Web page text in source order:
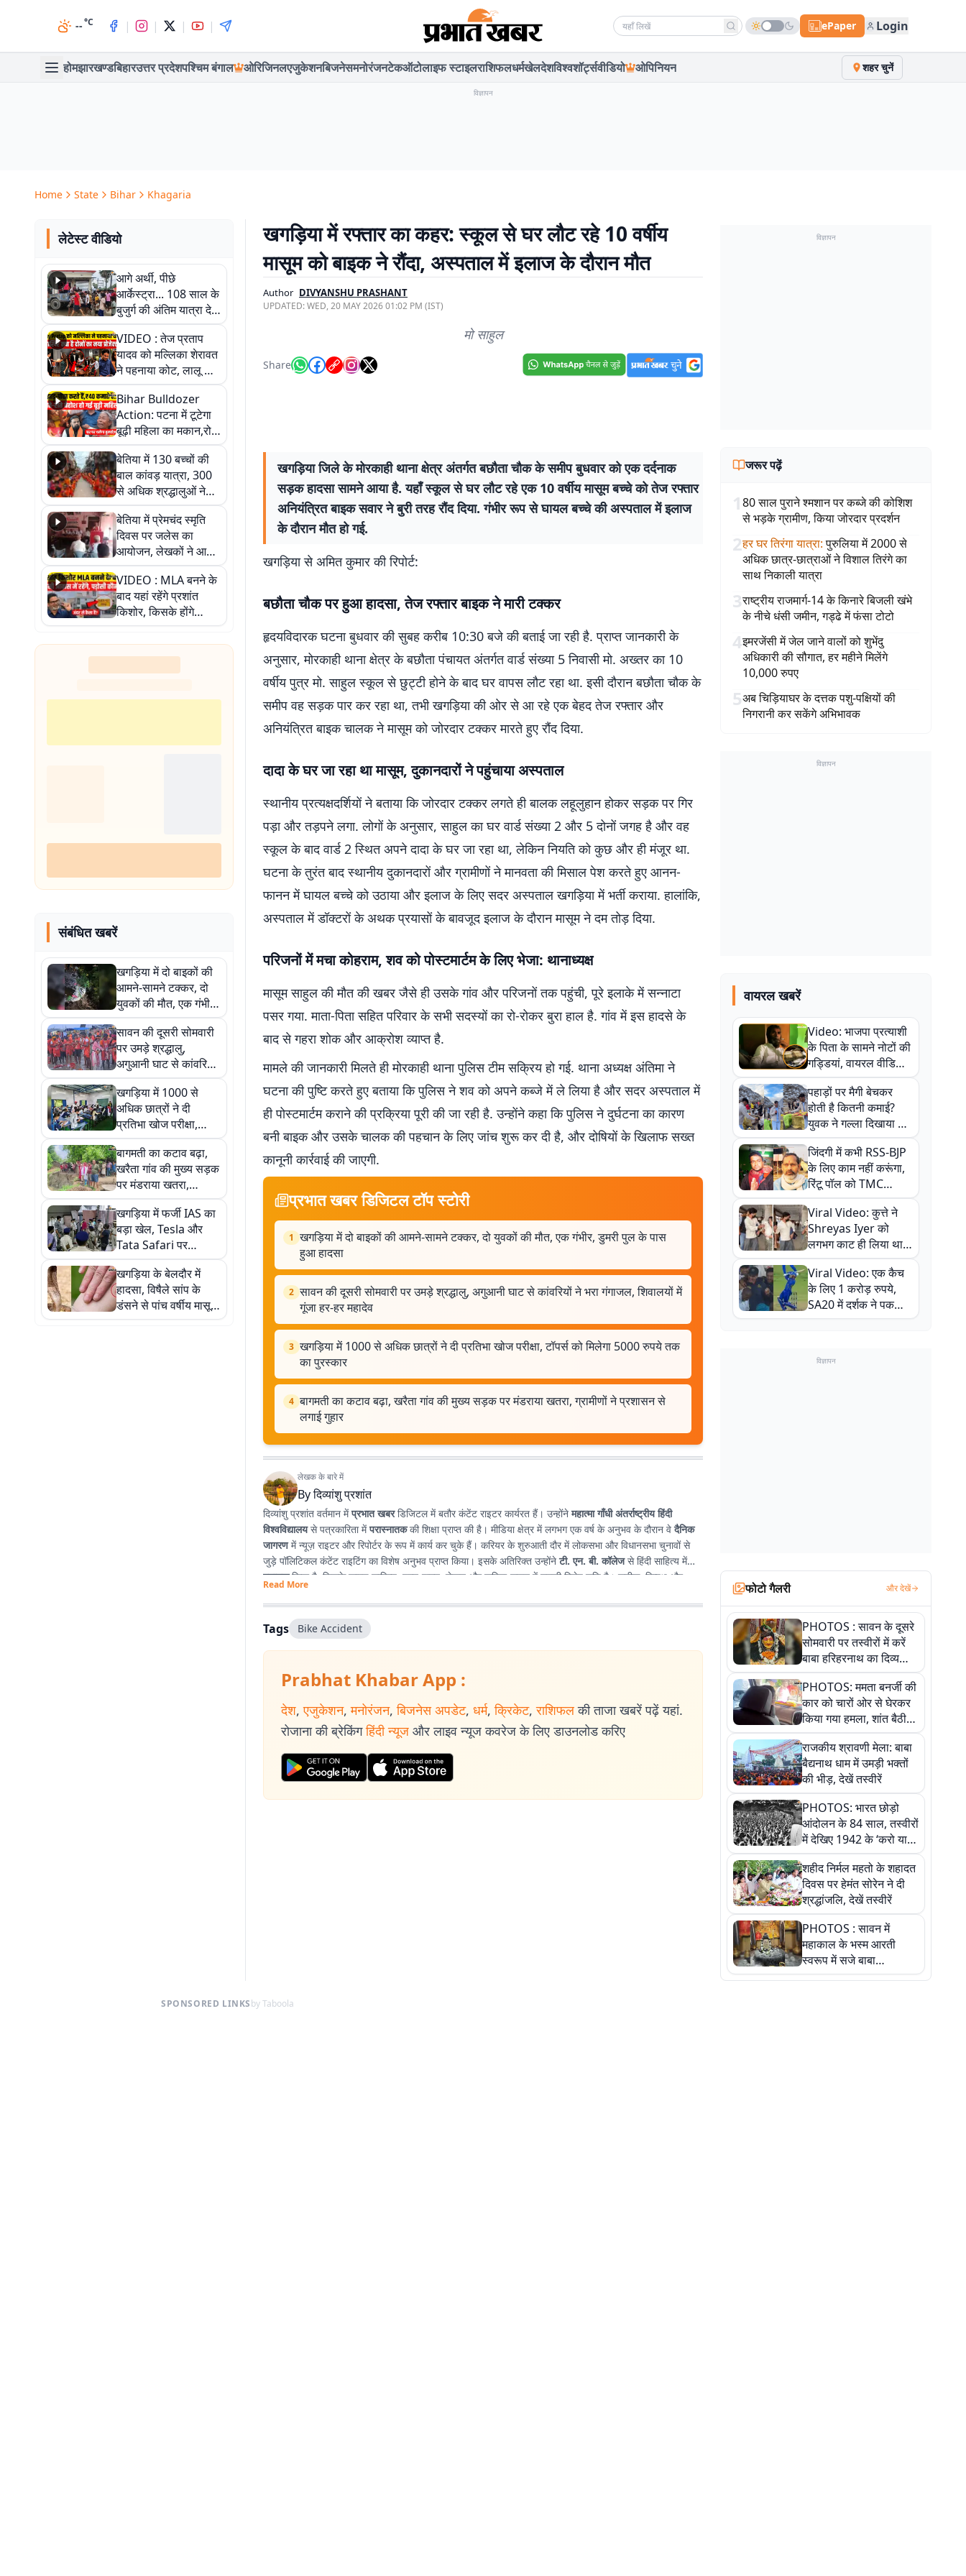
--°C | | | | Search news ePaper Login
होमझारखण्डबिहारउत्तर प्रदेशपश्चिम बंगाल ओरिजिनलएजुकेशनबिजनेसमनोरंजनटेकऑटोलाइफ स्टाइलराशिफलधर्मखेलदेशविश्वशॉर्ट्सवीडियो ओपिनियन शहर चुनें
विज्ञापन
Home State Bihar Khagaria
लेटेस्ट वीडियो
आगे अर्थी, पीछे
आर्केस्ट्रा... 108 साल के
बुजुर्ग की अंतिम यात्रा देख
हैरान हो जाएंगे आप
VIDEO : तेज प्रताप
यादव को मल्लिका शेरावत
ने पहनाया कोट, लालू के
लाल ने क्यों कहा दिल
थाम कर बैठिए, वीडियो में
जानें पूरा सच
Bihar Bulldozer
Action: पटना में टूटेगा
बूढ़ी महिला का मकान,रोते
रोते हुई बेहोश; वीडियो में
देखिए पूरा मामला
बेतिया में 130 बच्चों की
बाल कांवड़ यात्रा, 300
से अधिक श्रद्धालुओं ने
लिया हिस्सा
बेतिया में प्रेमचंद स्मृति
दिवस पर जलेस का
आयोजन, लेखकों ने आम
जनता को जागरूक करने
का लिया संकल्प
VIDEO : MLA बनने के
बाद यहां रहेंगे प्रशांत
किशोर, किसके होंगे
पड़ोसी? वीडियो में देखिए
कैसा है पीके का नया
ठिकाना
संबंधित खबरें
खगड़िया में दो बाइकों की
आमने-सामने टक्कर, दो
युवकों की मौत, एक गंभीर,
डुमरी पुल के पास हुआ
हादसा
सावन की दूसरी सोमवारी
पर उमड़े श्रद्धालु,
अगुआनी घाट से कांवरियों
ने भरा गंगाजल, शिवालयों
में गूंजा हर-हर महादेव
खगड़िया में 1000 से
अधिक छात्रों ने दी
प्रतिभा खोज परीक्षा,
टॉपर्स को मिलेगा 5000
रुपये तक का पुरस्कार
बागमती का कटाव बढ़ा,
खरैता गांव की मुख्य सड़क
पर मंडराया खतरा,
ग्रामीणों ने प्रशासन से
लगाई गुहार
खगड़िया में फर्जी IAS का
बड़ा खेल, Tesla और
Tata Safari पर
सरकारी बोर्ड लगाकर
चलता था मनीष
खगड़िया के बेलदौर में
हादसा, विषैले सांप के
डंसने से पांच वर्षीय मासूम
की मौत, गांव में पसरा
खगड़िया में रफ्तार का कहर: स्कूल से घर लौट रहे 10 वर्षीय
मासूम को बाइक ने रौंदा, अस्पताल में इलाज के दौरान मौत
Author DIVYANSHU PRASHANT
UPDATED:WED, 20 MAY 2026 01:02 PM (IST)
मो साहुल
Share
खगड़िया जिले के मोरकाही थाना क्षेत्र अंतर्गत बछौता चौक के समीप बुधवार को एक दर्दनाक
सड़क हादसा सामने आया है. यहाँ स्कूल से घर लौट रहे एक 10 वर्षीय मासूम बच्चे को तेज रफ्तार
अनियंत्रित बाइक सवार ने बुरी तरह रौंद दिया. गंभीर रूप से घायल बच्चे की अस्पताल में इलाज
के दौरान मौत हो गई.
खगड़िया से अमित कुमार की रिपोर्ट:
बछौता चौक पर हुआ हादसा, तेज रफ्तार बाइक ने मारी टक्कर
हृदयविदारक घटना बुधवार की सुबह करीब 10:30 बजे की बताई जा रही है. प्राप्त जानकारी के
अनुसार, मोरकाही थाना क्षेत्र के बछौता पंचायत अंतर्गत वार्ड संख्या 5 निवासी मो. अख्तर का 10
वर्षीय पुत्र मो. साहुल स्कूल से छुट्टी होने के बाद घर वापस लौट रहा था. इसी दौरान बछौता चौक के
समीप वह सड़क पार कर रहा था, तभी खगड़िया की ओर से आ रहे एक बेहद तेज रफ्तार और
अनियंत्रित बाइक चालक ने मासूम को जोरदार टक्कर मारते हुए रौंद दिया.
दादा के घर जा रहा था मासूम, दुकानदारों ने पहुंचाया अस्पताल
स्थानीय प्रत्यक्षदर्शियों ने बताया कि जोरदार टक्कर लगते ही बालक लहूलुहान होकर सड़क पर गिर
पड़ा और तड़पने लगा. लोगों के अनुसार, साहुल का घर वार्ड संख्या 2 और 5 दोनों जगह है और वह
स्कूल के बाद वार्ड 2 स्थित अपने दादा के घर जा रहा था, लेकिन नियति को कुछ और ही मंजूर था.
घटना के तुरंत बाद स्थानीय दुकानदारों और ग्रामीणों ने मानवता की मिसाल पेश करते हुए आनन-
फानन में घायल बच्चे को उठाया और इलाज के लिए सदर अस्पताल खगड़िया में भर्ती कराया. हालांकि,
अस्पताल में डॉक्टरों के अथक प्रयासों के बावजूद इलाज के दौरान मासूम ने दम तोड़ दिया.
परिजनों में मचा कोहराम, शव को पोस्टमार्टम के लिए भेजा: थानाध्यक्ष
मासूम साहुल की मौत की खबर जैसे ही उसके गांव और परिजनों तक पहुंची, पूरे इलाके में सन्नाटा
पसर गया. माता-पिता सहित परिवार के सभी सदस्यों का रो-रोकर बुरा हाल है. गांव में इस हादसे के
बाद से गहरा शोक और आक्रोश व्याप्त है.
मामले की जानकारी मिलते ही मोरकाही थाना पुलिस टीम सक्रिय हो गई. थाना अध्यक्ष अंतिमा ने
घटना की पुष्टि करते हुए बताया कि पुलिस ने शव को अपने कब्जे में ले लिया है और सदर अस्पताल में
ही पोस्टमार्टम कराने की प्रक्रिया पूरी की जा रही है. उन्होंने कहा कि पुलिस ने दुर्घटना का कारण
बनी बाइक और उसके चालक की पहचान के लिए जांच शुरू कर दी है, और दोषियों के खिलाफ सख्त
कानूनी कार्रवाई की जाएगी.
प्रभात खबर डिजिटल टॉप स्टोरी
1 खगड़िया में दो बाइकों की आमने-सामने टक्कर, दो युवकों की मौत, एक गंभीर, डुमरी पुल के पास
हुआ हादसा
2 सावन की दूसरी सोमवारी पर उमड़े श्रद्धालु, अगुआनी घाट से कांवरियों ने भरा गंगाजल, शिवालयों में
गूंजा हर-हर महादेव
3 खगड़िया में 1000 से अधिक छात्रों ने दी प्रतिभा खोज परीक्षा, टॉपर्स को मिलेगा 5000 रुपये तक
का पुरस्कार
4 बागमती का कटाव बढ़ा, खरैता गांव की मुख्य सड़क पर मंडराया खतरा, ग्रामीणों ने प्रशासन से
लगाई गुहार
लेखक के बारे में
Byदिव्यांशु प्रशांत
दिव्यांशु प्रशांत वर्तमान मेंप्रभात खबरडिजिटल में बतौर कंटेंट राइटर कार्यरत हैं। उन्होंनेमहात्मा गाँधी अंतर्राष्ट्रीय हिंदी
विश्वविद्यालयसे पत्रकारिता मेंपरास्नातककी शिक्षा प्राप्त की है। मीडिया क्षेत्र में लगभग एक वर्ष के अनुभव के दौरान वेदैनिक
जागरणमें न्यूज़ राइटर और रिपोर्टर के रूप में कार्य कर चुके हैं। करियर के शुरुआती दौर में लोकसभा और विधानसभा चुनावों से
जुड़े पॉलिटिकल कंटेंट राइटिंग का विशेष अनुभव प्राप्त किया। इसके अतिरिक्त उन्होंनेटी. एन. बी. कॉलेजसे हिंदी साहित्य में
स्नातककिया है, जिसके कारण साहित्य, पठन-पाठन, लेखन और कविता-सृजन में उनकी विशेष रुचि है। सटीक, निष्पक्ष और
प्रभावशाली लेखन के माध्यम से पाठकों तक विश्वसनीय जानकारी पहुँचाना उनकी पेशेवर पहचान है।
Read More
Tags Bike Accident
Prabhat Khabar App :
देश, एजुकेशन, मनोरंजन, बिजनेस अपडेट, धर्म, क्रिकेट, राशिफल की ताजा खबरें पढ़ें यहां.
रोजाना की ब्रेकिंग हिंदी न्यूज और लाइव न्यूज कवरेज के लिए डाउनलोड करिए
विज्ञापन
जरूर पढ़ें
180 साल पुराने श्मशान पर कब्जे की कोशिश
से भड़के ग्रामीण, किया जोरदार प्रदर्शन
2हर घर तिरंगा यात्रा: पुरुलिया में 2000 से
अधिक छात्र-छात्राओं ने विशाल तिरंगे का
साथ निकाली यात्रा
3राष्ट्रीय राजमार्ग-14 के किनारे बिजली खंभे
के नीचे धंसी जमीन, गड्ढे में फंसा टोटो
4इमरजेंसी में जेल जाने वालों को शुभेंदु
अधिकारी की सौगात, हर महीने मिलेंगे
10,000 रुपए
5अब चिड़ियाघर के दत्तक पशु-पक्षियों की
निगरानी कर सकेंगे अभिभावक
विज्ञापन
वायरल खबरें
Video: भाजपा प्रत्याशी
के पिता के सामने नोटों की
गड्डियां, वायरल वीडियो
से राजनीति में उबाल,
अजित महतो बोले- TMC
की गंदी चाल
पहाड़ों पर मैगी बेचकर
होती है कितनी कमाई?
युवक ने गल्ला दिखाया तो
नौकरी वालों के खड़े हो गए
कान
जिंदगी में कभी RSS-BJP
के लिए काम नहीं करूंगा,
रिंटू पॉल को TMC
ऑफिस में ले जाकर पीटा,
Video वायरल
Viral Video: कुत्ते ने
Shreyas Iyer को
लगभग काट ही लिया था,
न्यूजीलैंड सीरीज से पहले
बाल-बाल बचे
Viral Video: एक कैच
के लिए 1 करोड़ रुपये,
SA20 में दर्शक ने पकड़ा
एक हाथ से गजब का कैच
विज्ञापन
फोटो गैलरी और देखें
PHOTOS : सावन के दूसरे
सोमवारी पर तस्वीरों में करें
बाबा हरिहरनाथ का दिव्य
दर्शन, हर दिन होता है विशेष
श्रृंगार, देखें कैसे सजता है
गर्भगृह
PHOTOS: ममता बनर्जी की
कार को चारों ओर से घेरकर
किया गया हमला, शांत बैठी
रहीं तृणमूल सुप्रीमो
राजकीय श्रावणी मेला: बाबा
बैद्यनाथ धाम में उमड़ी भक्तों
की भीड़, देखें तस्वीरें
PHOTOS: भारत छोड़ो
आंदोलन के 84 साल, तस्वीरों
में देखिए 1942 के ‘करो या
मरो’ आंदोलन की कहानी
शहीद निर्मल महतो के शहादत
दिवस पर हेमंत सोरेन ने दी
श्रद्धांजलि, देखें तस्वीरें
PHOTOS : सावन में
महाकाल के भस्म आरती
स्वरूप में सजे बाबा
औघड़दानी, तस्वीरों में करें
SPONSORED LINKSby Taboola